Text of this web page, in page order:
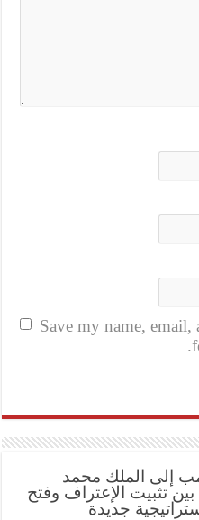
Save my name,
إلى الملك محمد
تثبيت الإعتراف وفتح
جديدة